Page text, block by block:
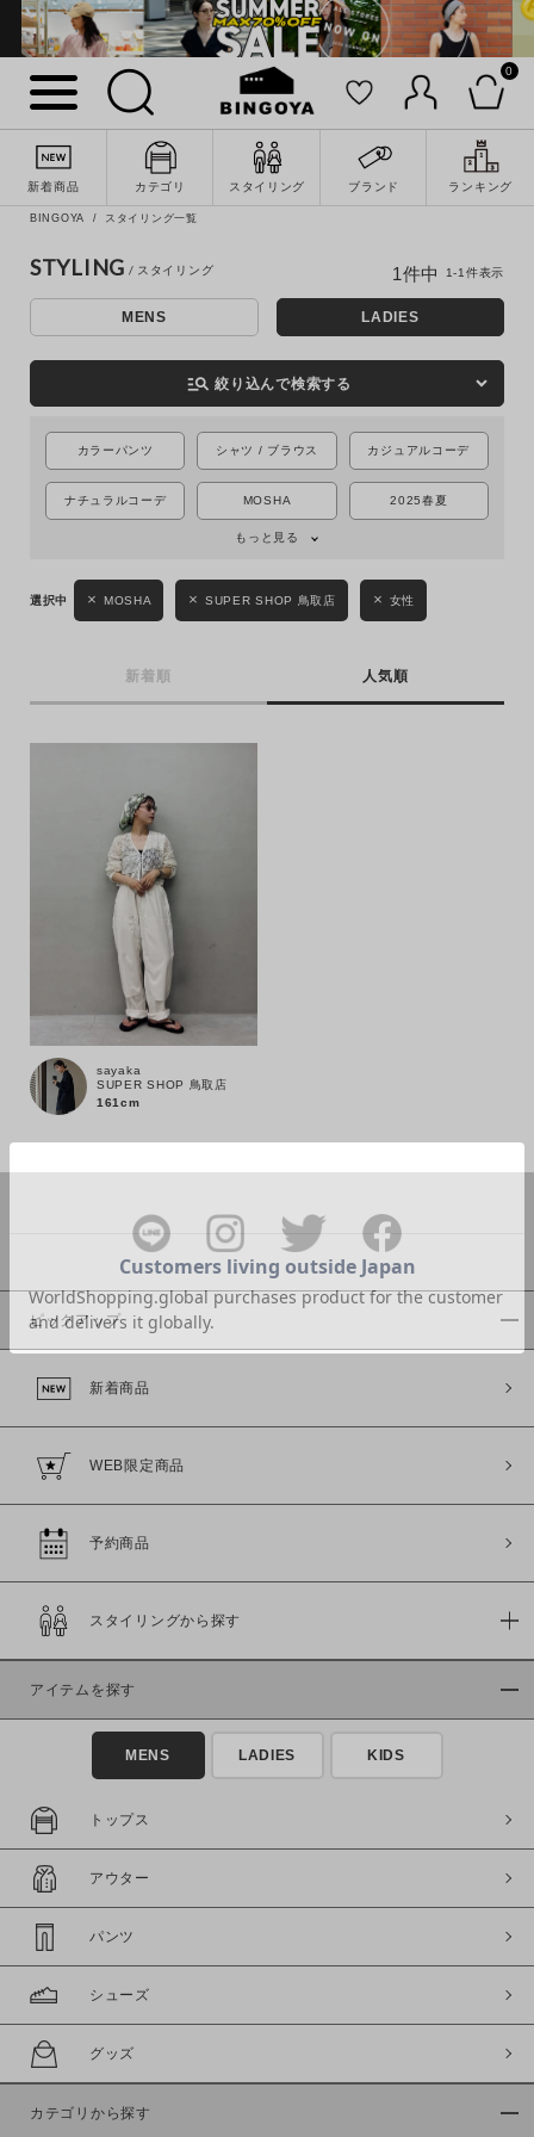
0
新着商品 カテゴリ スタイリング ブランド ランキング
詳細検索
キーワード
価格
～
商品タイプ
在庫
BINGOYA スタイリング一覧
STYLING
MENS LADIES
manage_search 絞り込んで検索する
カラーパンツ シャツ / ブラウス カジュアルコーデ
ナチュラルコーデ MOSHA 2025春夏
もっと見る
MOSHA SUPER SHOP 鳥取店 女性
新着順 人気順
1件中 1-1件表示
sayaka
SUPER SHOP 鳥取店
161cm
ピックアップ
新着商品
WEB限定商品
予約商品
スタイリングから探す
アイテムを探す
MENS LADIES KIDS
トップス
アウター
パンツ
シューズ
グッズ
カテゴリから探す